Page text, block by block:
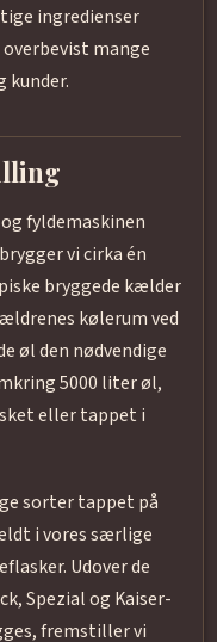
ingredienser
mange
kunder.
fyldemaskinen
vi cirka én
bryggede kælder
kølerum ved
øl den nødvendige
5000 liter øl,
eller tappet i
sorter tappet på
i vores særlige
Udover de
Spezial og Kaiser-
fremstiller vi